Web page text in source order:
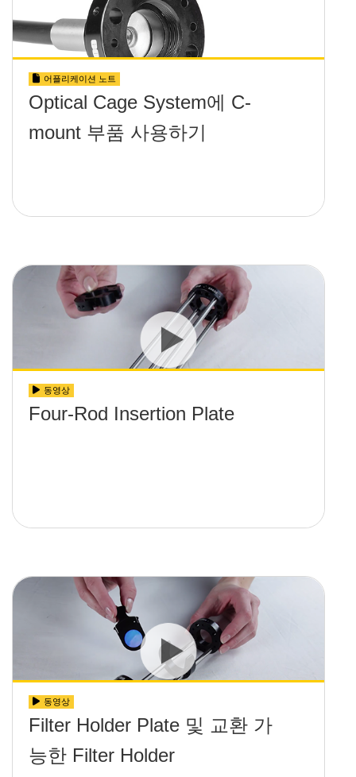
어플리케이션 노트
Optical Cage System에 C-
mount 부품 사용하기
동영상
Four-Rod Insertion Plate
동영상
Filter Holder Plate 및 교환 가
능한 Filter Holder